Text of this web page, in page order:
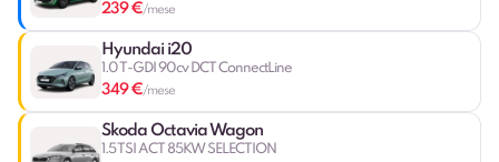
239 €/mese
Hyundai i20
1.0 T-GDI 90cv DCT ConnectLine
349 €/mese
Skoda Octavia Wagon
1.5 TSI ACT 85KW SELECTION